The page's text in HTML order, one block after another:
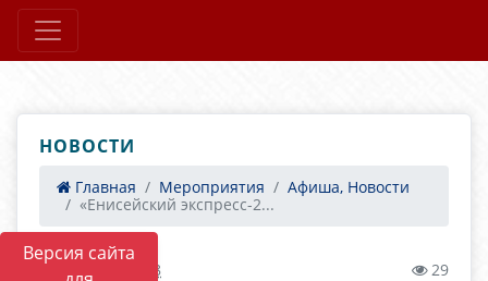
Версия сайта
НОВОСТИ
Главная Мероприятия
Афиша, Новости
«Енисейский экспресс-2...
02.11.2020 19:58 29